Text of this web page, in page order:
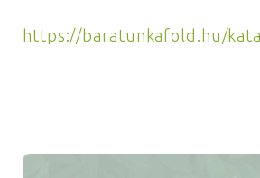
https://baratunkafold.hu/